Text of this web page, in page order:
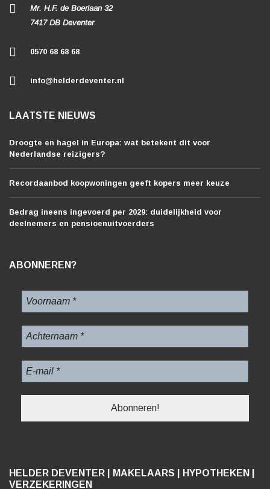
Mr. H.F. de Boerlaan 32
7417 DB Deventer
0570 68 68 68
info@helderdeventer.nl
LAATSTE NIEUWS
Droogte en hagel in Europa: wat betekent dit voor
Nederlandse reizigers?
Recordaanbod koopwoningen geeft kopers meer keuze
Bedrag ineens ingevoerd per 2029: duidelijkheid voor
deelnemers en pensioenuitvoerders
ABONNEREN?
HELDER DEVENTER | MAKELAARS | HYPOTHEKEN |
VERZEKERINGEN